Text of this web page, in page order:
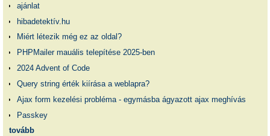
ajánlat
hibadetektív.hu
Miért létezik még ez az oldal?
PHPMailer mauális telepítése 2025-ben
2024 Advent of Code
Query string érték kiírása a weblapra?
Ajax form kezelési probléma - egymásba ágyazott ajax meghívás
Passkey
tovább